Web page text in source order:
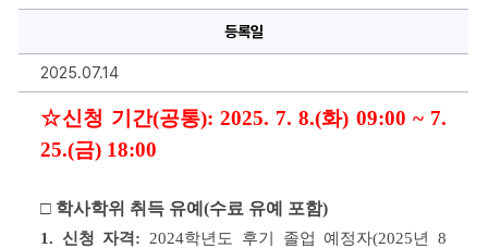
조
등록일
2025.07.14
☆신청 기간(공통): 2025. 7. 8.(화) 09:00 ~ 7.
25.(금) 18:00
□ 학사학위 취득 유예(수료 유예 포함)
1. 신청 자격 : 2024학년도 후기 졸업 예정자(2025년 8